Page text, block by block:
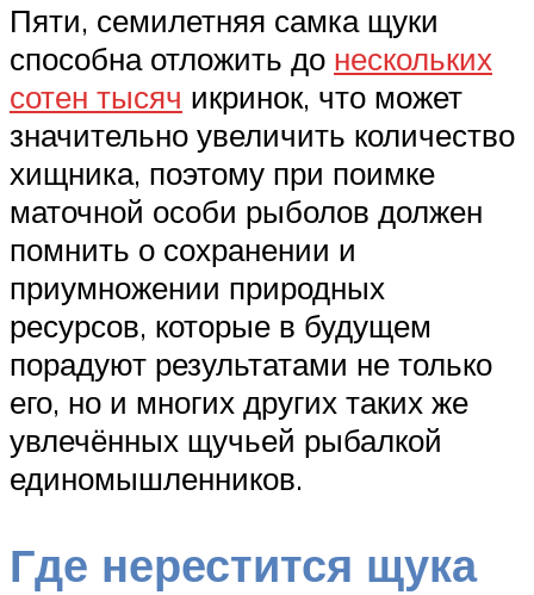
Пяти, семилетняя самка щуки
способна отложить до нескольких
сотен тысяч икринок, что может
значительно увеличить количество
хищника, поэтому при поимке
маточной особи рыболов должен
помнить о сохранении и
приумножении природных
ресурсов, которые в будущем
порадуют результатами не только
его, но и многих других таких же
увлечённых щучьей рыбалкой
единомышленников.
Где нерестится щука